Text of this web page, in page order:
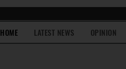
HOME(current)LATEST NEWS OPINION